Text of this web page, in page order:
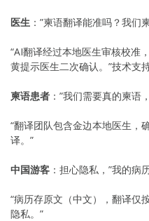
医生 ：”柬语翻译能准吗？我们
“AI翻译经过本地医生审核校准
黄提示医生二次确认。”技术支持
柬语患者 ：”我们需要真的柬语
“翻译团队包含金边本地医生，
译。”
中国游客 ：担心隐私，”我的病
“病历存原文（中文），翻译仅
隐私。”